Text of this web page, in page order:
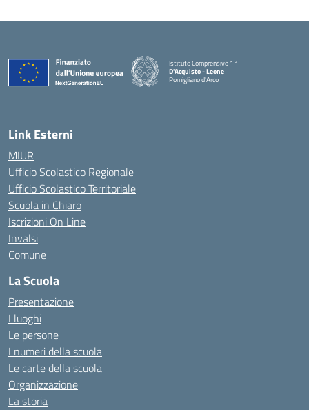
Istituto Comprensivo 1°
D'Acquisto - Leone
Pomigliano d'Arco
— Visita la pagina iniziale della scuola
Link Esterni
MIUR
Ufficio Scolastico Regionale
Ufficio Scolastico Territoriale
Scuola in Chiaro
Iscrizioni On Line
Invalsi
Comune
La Scuola
Presentazione
I luoghi
Le persone
I numeri della scuola
Le carte della scuola
Organizzazione
La storia